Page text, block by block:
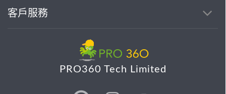
客戶服務
PRO360 Tech Limited